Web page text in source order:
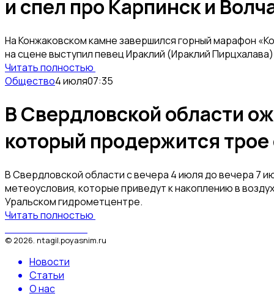
и спел про Карпинск и
На Конжаковском камне завершился горный марафон
на сцене выступил певец Ираклий (Ираклий
Читать полностью
Общество4 июля07:35
В Свердловской области
который продержится трое
В Свердловской области с вечера 4 июля до вечера 7
метеоусловия, которые приведут к накоплению в
Уральском гидрометцентре.
Читать полностью
© 2026 ntagil.poyasnim.ru
Новости
Статьи
О нас